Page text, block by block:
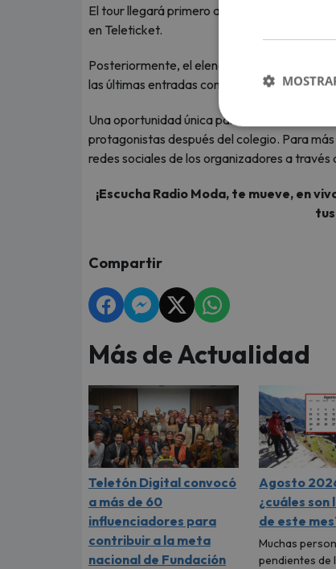
El tour llegará primero a Arequipa este 18
en Teleticket.
Posteriormente, el elenco tendrá una
las últimas entradas continúan a la venta a
Una oportunidad única para revivir una de
protagonistas después del colegio. Para
redes sociales de los organizadores a través
¡Escucha Radio Moda, te mueve, en
Compartir
Más de Actualidad
Teletón Digital convocó
a más de 60
influenciadores para
contribuir a la meta
nacional de Fundación
Agosto
¿cuáles son
de este
Muchas
pendientes de